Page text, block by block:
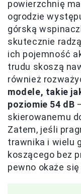
powierzchnię
ogrodzie
górską
skutecznie
ich pojemność
trudu skoszą
również
modele, takie
poziomie 54 dB
skierowanemu
Zatem, jeśli
trawnika i wielu
koszącego bez
pewno okaże